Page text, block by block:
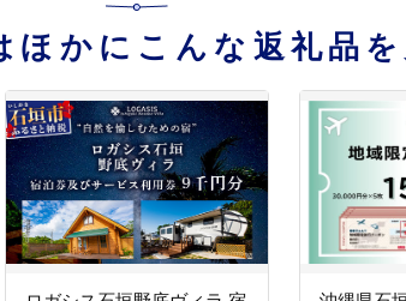
ほかにこんな返礼品を